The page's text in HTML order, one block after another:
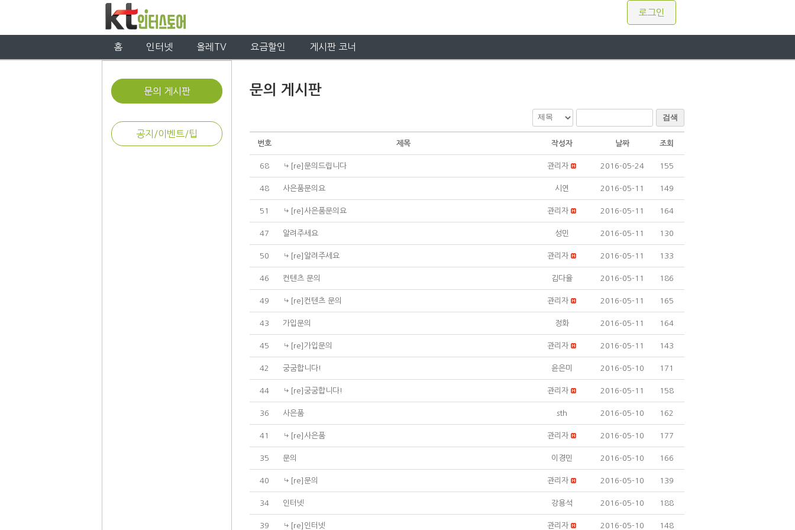
로그인
홈 인터넷 올레TV 요금할인 게시판 코너
문의 게시판
공지/이벤트/팁
문의 게시판
검색
번호 제목 작성자 날짜 조회
68 [re]문의드립니다 관리자 2016-05-24 155
48 사은품문의요 시연 2016-05-11 149
51 [re]사은품문의요 관리자 2016-05-11 164
47 알려주세요 성민 2016-05-11 130
50 [re]알려주세요 관리자 2016-05-11 133
46 컨텐츠 문의 김다율 2016-05-11 186
49 [re]컨텐츠 문의 관리자 2016-05-11 165
43 가입문의 정화 2016-05-11 164
45 [re]가입문의 관리자 2016-05-11 143
42 궁굼합니다! 윤은미 2016-05-10 171
44 [re]궁굼합니다! 관리자 2016-05-11 158
36 사은품 sth 2016-05-10 162
41 [re]사은품 관리자 2016-05-10 177
35 문의 이경민 2016-05-10 166
40 [re]문의 관리자 2016-05-10 139
34 인터넷 강용석 2016-05-10 188
39 [re]인터넷 관리자 2016-05-10 148